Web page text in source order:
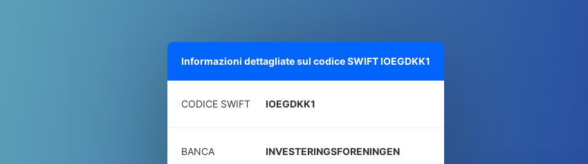
Informazioni dettagliate sul codice SWIFTIOEGDKK1
CODICE SWIFT IOEGDKK1
BANCA
INVESTERINGSFORENINGEN